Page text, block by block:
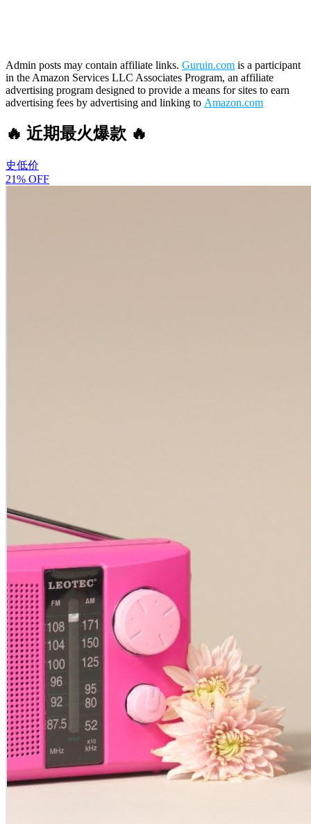
Admin posts may contain affiliate links. Guruin.com is a participant
in the Amazon Services LLC Associates Program, an affiliate
advertising program designed to provide a means for sites to earn
advertising fees by advertising and linking to Amazon.com
🔥 近期最火爆款 🔥
史低价
21% OFF